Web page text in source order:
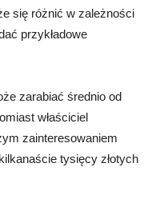
się różnić w zależności
przykładowe
zarabiać średnio od
właściciel
zainteresowaniem
tysięcy złotych